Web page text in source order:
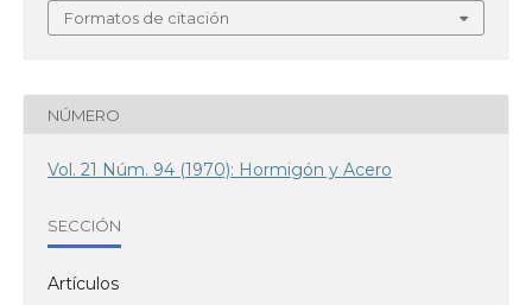
Formatos de citación
NÚMERO
Vol. 21 Núm. 94 (1970): Hormigón y Acero
SECCIÓN
Artículos